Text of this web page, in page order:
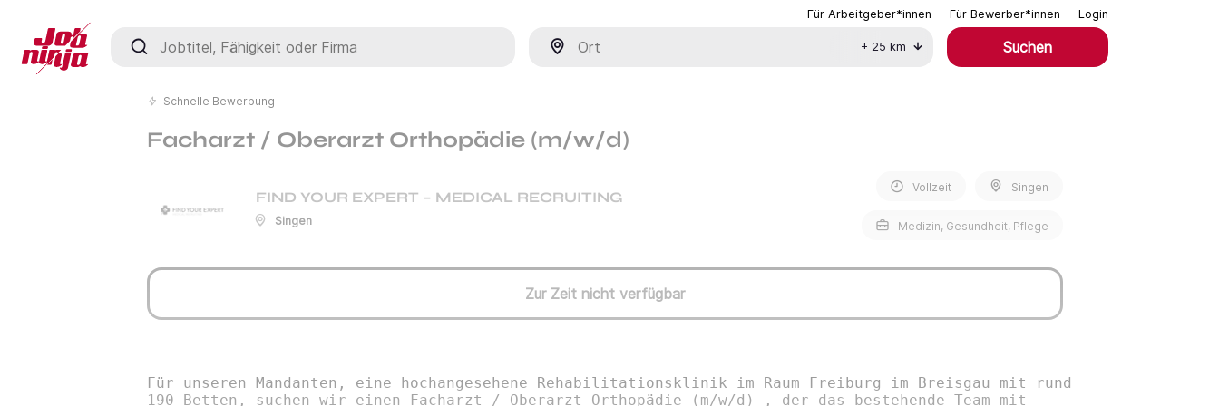
Für Arbeitgeber*innen Für Bewerber*innen Login
Jobtitel, Fähigkeit oder Firma
+ 25 km Suchen
Schnelle Bewerbung
Facharzt / Oberarzt Orthopädie (m/w/d)
FIND YOUR EXPERT – MEDICAL RECRUITING
Singen
Vollzeit Singen
Medizin, Gesundheit, Pflege
Zur Zeit nicht verfügbar
Für unseren Mandanten, eine hochangesehene Rehabilitationsklinik im Raum Freiburg im Breisgau mit rund
190 Betten, suchen wir einen Facharzt / Oberarzt Orthopädie (m/w/d) , der das bestehende Team mit